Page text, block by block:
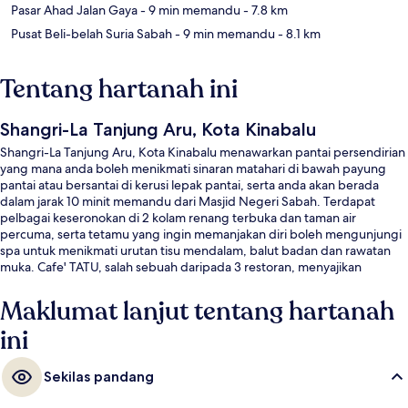
Pasar Ahad Jalan Gaya- 9 min memandu- 7.8 km
Pusat Beli-belah Suria Sabah- 9 min memandu- 8.1 km
Tentang hartanah ini
Shangri-La Tanjung Aru, Kota Kinabalu
Shangri-La Tanjung Aru, Kota Kinabalu menawarkan pantai persendirian
yang mana anda boleh menikmati sinaran matahari di bawah payung
pantai atau bersantai di kerusi lepak pantai, serta anda akan berada
dalam jarak 10 minit memandu dari Masjid Negeri Sabah. Terdapat
pelbagai keseronokan di 2 kolam renang terbuka dan taman air
percuma, serta tetamu yang ingin memanjakan diri boleh mengunjungi
spa untuk menikmati urutan tisu mendalam, balut badan dan rawatan
muka. Cafe' TATU, salah sebuah daripada 3 restoran, menyajikan
dan makan malam. Sorotan lain di tempat peranginan mewah ini
termasuk 2 bar/ruang istirahat, marina, dan kelab kanak-kanak percuma.
Kakitangan yang suka membantu dan keadaan keseluruhan hartanah
mendapat pujian daripada pengembara lain.
Maklumat lanjut tentang hartanah
ini
Sekilas pandang